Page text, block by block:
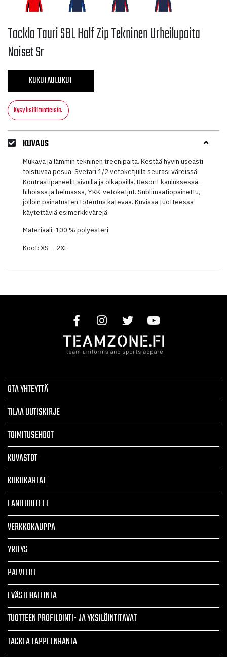
Tackla Tauri SBL Half Zip Tekninen Urheilupaita
Naiset Sr
KOKOTAULUKOT
Kysy lisää tuotteista.
KUVAUS
Mukava ja lämmin tekninen treenipaita. Kestää hyvin useasti
toistuvaa pesua. Svetari 1/2 vetoketjulla seurasi väreissä.
Kontrastipaneelit sivuilla ja olkapäillä. Resorit kauluksessa,
hihoissa ja helmassa, YKK-vetoketjut. Sublimaatiopainettu,
jolloin painatusten toteutus kätevää. Kuvissa tuotteessa
käytettäviä esimerkkivärejä.
Materiaali: 100 % polyesteri
Koot: XS – 2XL
OTA YHTEYTTÄ
TILAA UUTISKIRJE
TOIMITUSEHDOT
KUVASTOT
KOKOKARTAT
FANITUOTTEET
VERKKOKAUPPA
YRITYS
PALVELUT
EVÄSTEHALLINTA
TUOTTEEN PROFILOINTI- JA YKSILÖINTITAVAT
TACKLA LAPPEENRANTA